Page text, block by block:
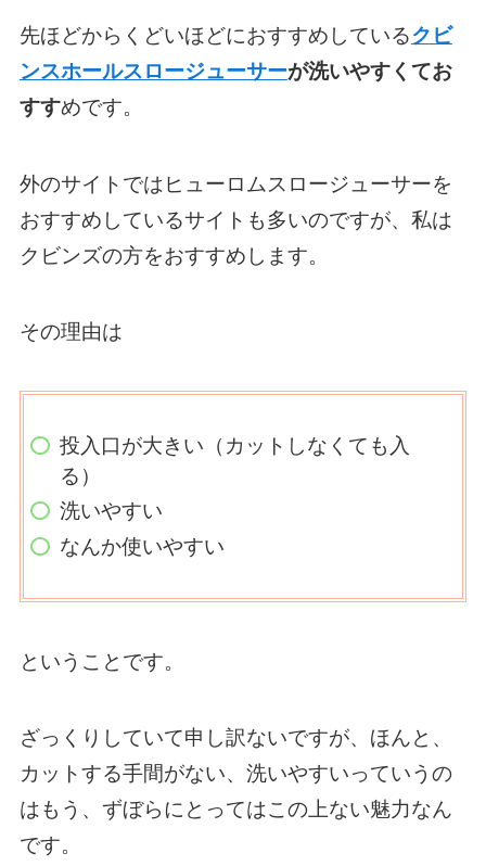
先ほどからくどいほどにおすすめしているクビ
ンスホールスロージューサーが洗いやすくてお
すすめです。
外のサイトではヒューロムスロージューサーを
おすすめしているサイトも多いのですが、私は
クビンズの方をおすすめします。
その理由は
投入口が大きい（カットしなくても入
る）
洗いやすい
なんか使いやすい
ということです。
ざっくりしていて申し訳ないですが、ほんと、
カットする手間がない、洗いやすいっていうの
はもう、ずぼらにとってはこの上ない魅力なん
です。